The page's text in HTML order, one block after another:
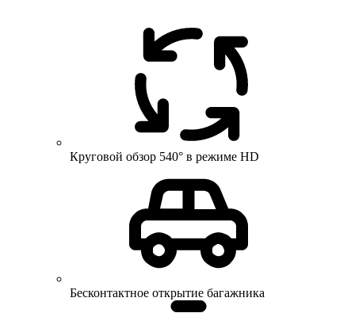
Круговой обзор 540° в режиме HD
Бесконтактное открытие багажника